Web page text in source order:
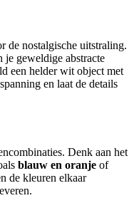
de nostalgische uitstraling.
je geweldige abstracte
een helder wit object met
en laat de details
Denk aan het
blauw en oranje of
de kleuren elkaar